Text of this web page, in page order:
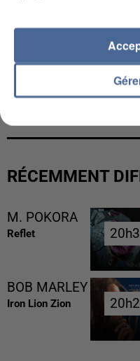
L’UN DES
MAFIA INTERPELLÉ
RÉCEMMENT
M. POKORA
Reflet
BOB MARLEY
Iron Lion Zion